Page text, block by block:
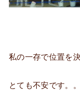
私の一存で位置を
とても不安です。。